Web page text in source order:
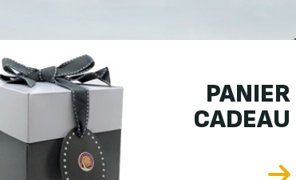
PANIER
CADEAU